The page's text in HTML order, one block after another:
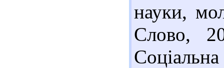
науки,
Слово,